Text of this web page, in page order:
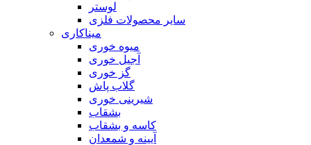
لوستر
سایر محصولات فلزی
میناکاری
میوه خوری
آجیل خوری
گز خوری
گلاب پاش
شیرینی خوری
بشقاب
کاسه و بشقاب
آیینه و شمعدان